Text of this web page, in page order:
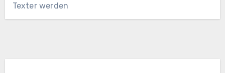
Texter werden